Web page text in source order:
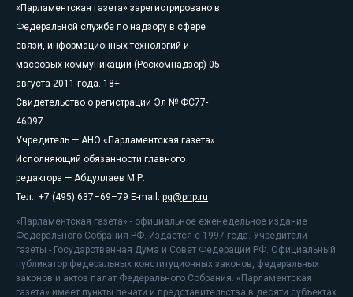
«Парламентская газета» зарегистрировано в
Федеральной службе по надзору в сфере
связи, информационных технологий и
массовых коммуникаций (Роскомнадзор) 05
августа 2011 года. 18+
Свидетельство о регистрации Эл № ФС77-
46097
Учредитель — АНО «Парламентская газета»
Исполняющий обязанности главного
редактора — Абдуллаев М.Р.
Тел.: +7 (495) 637–69–79 E-mail: pg@pnp.ru
«Парламентская газета» - официальное еженедельное издание
Федерального Собрания РФ. Издается с 1997 года. Учредители
газеты - Государственная Дума и Совет Федерации РФ. Официальный
публикатор федеральных конституционных законов, федеральных
законов и актов палат Федерального Собрания. «Парламентская
газета» имеет пункты печати и представительства в десяти субъектах